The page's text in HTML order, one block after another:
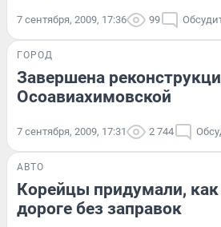
7 сентября, 2009, 17:36 99
ГОРОД
Завершена
Осоавиахимовской
7 сентября, 2009, 17:31 2 744
АВТО
Корейцы придумали, как
дороге без заправок